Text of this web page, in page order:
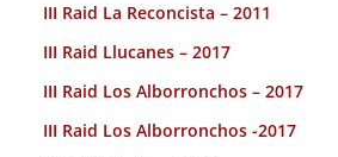
III Raid La Reconcista – 2011
III Raid Llucanes – 2017
III Raid Los Alborronchos – 2017
III Raid Los Alborronchos -2017